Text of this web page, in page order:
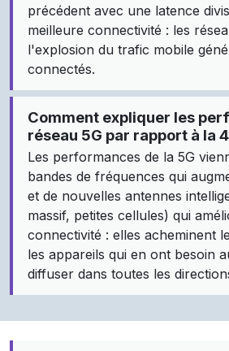
précédent avec une latence
meilleure connectivité : les
l'explosion du trafic mobile
connectés.
Comment expliquer les
réseau 5G par rapport à la
Les performances de la 5G
bandes de fréquences qui
et de nouvelles antennes
massif, petites cellules) qui
connectivité : elles acheminent
les appareils qui en ont besoin
diffuser dans toutes les